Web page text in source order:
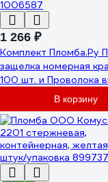
1 266 ₽
Комплект Пломба.Ру
защелка номерная
100 шт. и Проволока
нержавейкиВ корзину